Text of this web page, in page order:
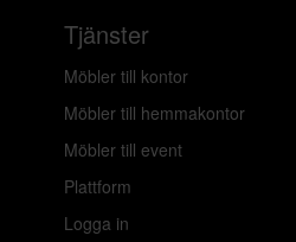
Tjänster
Möbler till kontor
Möbler till hemmakontor
Möbler till event
Plattform
Logga in